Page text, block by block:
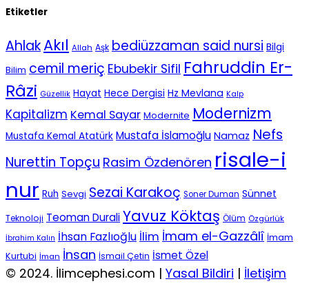
Etiketler
AhlakAkıl Allah Aşk bediüzzaman said nursi Bilgi
Bilim cemil meriç Ebubekir Sifil Fahruddin Er-
Râzi Güzellik Hayat Hece Dergisi Hz Mevlana Kalp
Kapitalizm Kemal Sayar Modernite Modernizm
Mustafa Kemal Atatürk Mustafa İslamoğlu Namaz Nefs
Nurettin Topçu Rasim Özdenören risale-i
nur Ruh Sevgi Sezai Karakoç Soner Duman Sünnet
Teknoloji Teoman DuraliYavuz Köktaş Ölüm Özgürlük
İbrahim Kalın İhsan Fazlıoğlu İlim İmam el-Gazzâlî İmam
Kurtubi İman İnsan İsmail Çetin İsmet Özel
© 2024. İlimcephesi.com | Yasal Bildiri | İletişim